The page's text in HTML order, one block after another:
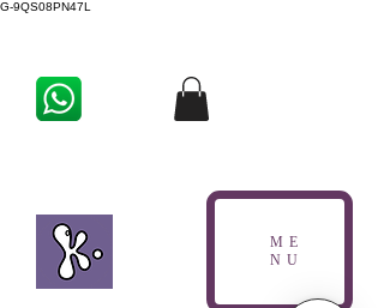
G-9QS08PN47L
ME
NU